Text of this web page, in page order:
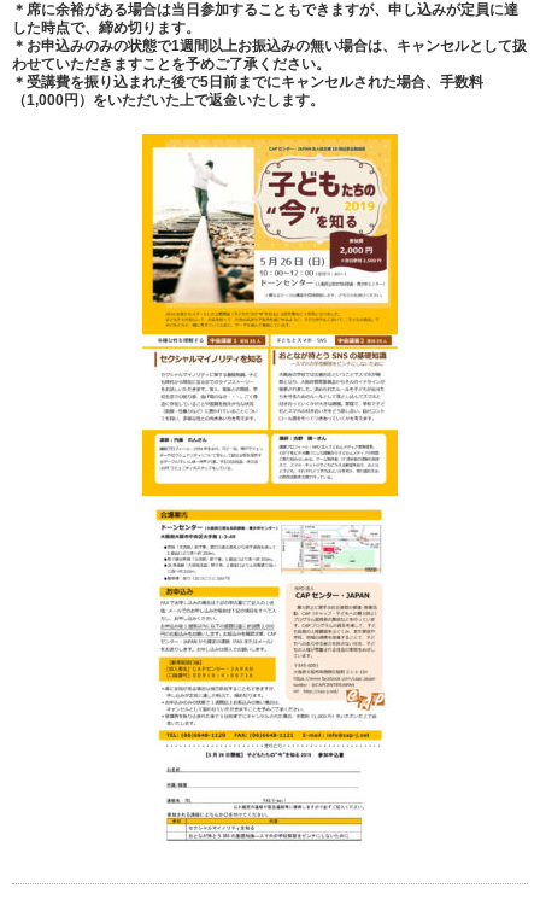
＊席に余裕がある場合は当日参加することもできますが、申し込みが定員に達
した時点で、締め切ります。
＊お申込みのみの状態で1週間以上お振込みの無い場合は、キャンセルとして扱
わせていただきますことを予めご了承ください。
＊受講費を振り込まれた後で5日前までにキャンセルされた場合、手数料
（1,000円）をいただいた上で返金いたします。